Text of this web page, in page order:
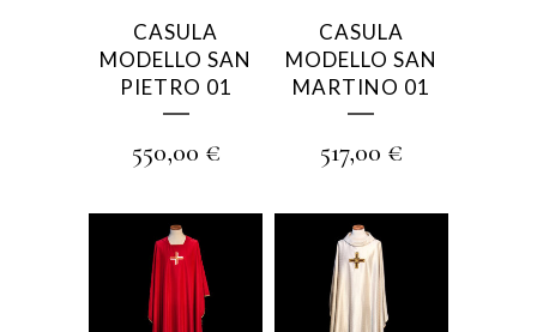
CASULA
MODELLO SAN
PIETRO 01
550,00 €
CASULA
MODELLO SAN
MARTINO 01
517,00 €